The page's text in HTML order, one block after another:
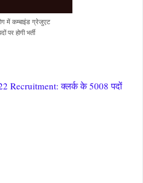
में कम्बाइंड ग्रेजुएट
होगी भर्ती
Recruitment: क्लर्क के 5008 पदों